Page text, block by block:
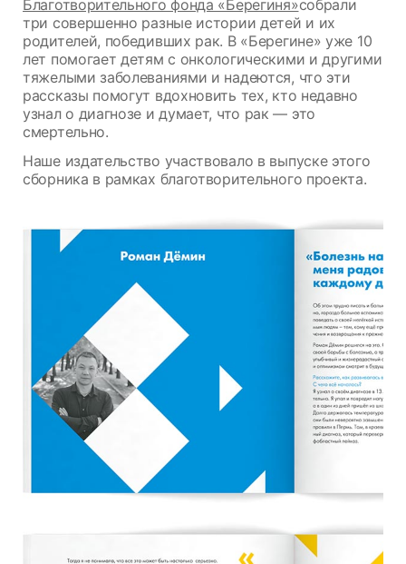
Благотворительного фонда «Берегиня»собрали
три совершенно разные истории детей и их
родителей, победивших рак. В «Берегине» уже 10
лет помогает детям с онкологическими и другими
тяжелыми заболеваниями и надеются, что эти
рассказы помогут вдохновить тех, кто недавно
узнал о диагнозе и думает, что рак — это
смертельно.
Наше издательство участвовало в выпуске этого
сборника в рамках благотворительного проекта.